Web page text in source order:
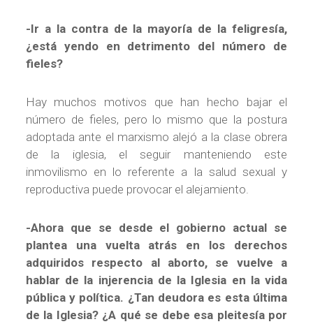
-Ir a la contra de la mayoría de la feligresía,
¿está yendo en detrimento del número de
fieles?
Hay muchos motivos que han hecho bajar el
número de fieles, pero lo mismo que la postura
adoptada ante el marxismo alejó a la clase obrera
de la iglesia, el seguir manteniendo este
inmovilismo en lo referente a la salud sexual y
reproductiva puede provocar el alejamiento.
-Ahora que se desde el gobierno actual se
plantea una vuelta atrás en los derechos
adquiridos respecto al aborto, se vuelve a
hablar de la injerencia de la Iglesia en la vida
pública y política. ¿Tan deudora es esta última
de la Iglesia? ¿A qué se debe esa pleitesía por